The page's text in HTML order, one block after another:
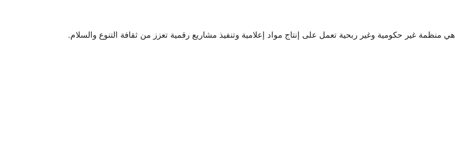
المنظمة الإلكترونية للإعلام الإنساني-EOHM هي منظمة غير حكومية وغير ربحية تعمل على إنتاج مواد إعلامية وتنفيذ مشاريع رقمية تعزز من ثقافة التنوع والسلام.